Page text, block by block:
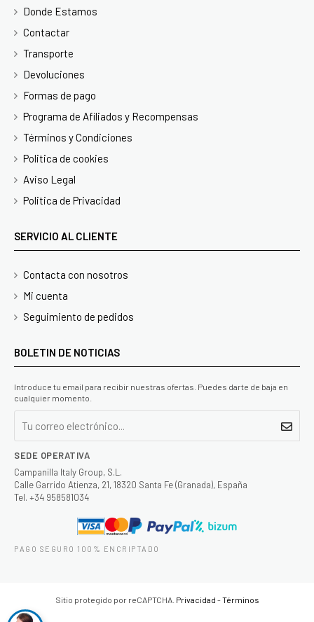
Donde Estamos
Contactar
Transporte
Devoluciones
Formas de pago
Programa de Afiliados y Recompensas
Términos y Condiciones
Politica de cookies
Aviso Legal
Politica de Privacidad
SERVICIO AL CLIENTE
Contacta con nosotros
Mi cuenta
Seguimiento de pedidos
BOLETIN DE NOTICIAS
Introduce tu email para recibir nuestras ofertas. Puedes darte de baja en
cualquier momento.
SEDE OPERATIVA
Campanilla Italy Group, S.L.
Calle Garrido Atienza, 21, 18320 Santa Fe (Granada), España
Tel. +34 958581034
PAGO SEGURO 100% ENCRIPTADO
Sitio protegido por reCAPTCHA. Privacidad -Términos